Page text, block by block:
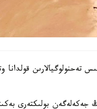
تەحنولوگيالارىن
جەكەلەگەن بولىكتەرى